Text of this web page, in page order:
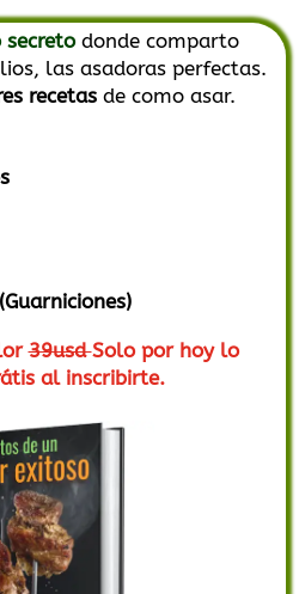
donde comparto
las asadoras perfectas.
recetas de como asar.
39usdSolo por hoy lo
al inscribirte.